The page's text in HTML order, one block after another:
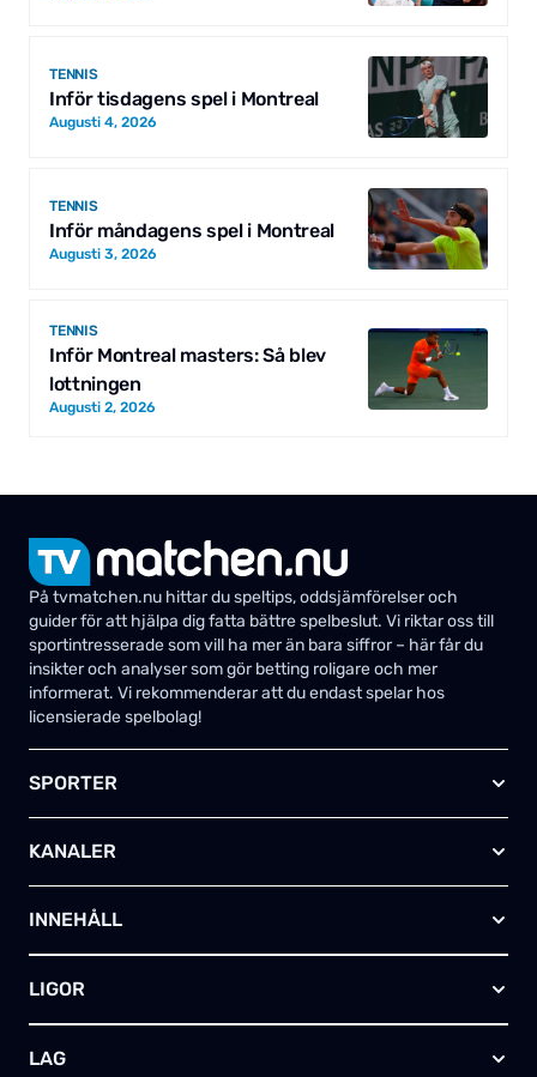
TENNIS
Inför tisdagens spel i Montreal
Augusti 4, 2026
TENNIS
Inför måndagens spel i Montreal
Augusti 3, 2026
TENNIS
Inför Montreal masters: Så blev
lottningen
Augusti 2, 2026
På tvmatchen.nu hittar du speltips, oddsjämförelser och
guider för att hjälpa dig fatta bättre spelbeslut. Vi riktar oss till
sportintresserade som vill ha mer än bara siffror – här får du
insikter och analyser som gör betting roligare och mer
informerat. Vi rekommenderar att du endast spelar hos
licensierade spelbolag!
SPORTER
Ishockey
Amerikansk fotboll
Basket
Bandy
KANALER
TV4 Play Sport Total
Kanal 5
HBO Max (SE)
INNEHÅLL
Kontakta oss
Annonsera
Skapa egen TV-tablå
LIGOR
Championship
LAG